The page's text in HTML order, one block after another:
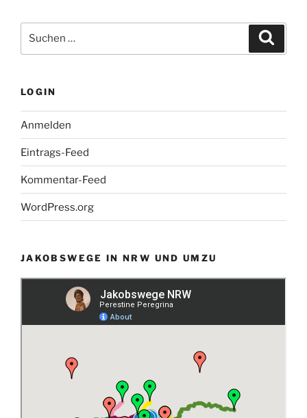
nach:
LOGIN
Anmelden
Eintrags-Feed
Kommentar-Feed
WordPress.org
JAKOBSWEGE IN NRW UND UMZU